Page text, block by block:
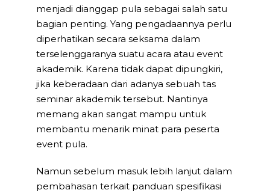
menjadi dianggap pula sebagai salah satu
bagian penting. Yang pengadaannya perlu
diperhatikan secara seksama dalam
terselenggaranya suatu acara atau event
akademik. Karena tidak dapat dipungkiri,
jika keberadaan dari adanya sebuah tas
seminar akademik tersebut. Nantinya
memang akan sangat mampu untuk
membantu menarik minat para peserta
event pula.
Namun sebelum masuk lebih lanjut dalam
pembahasan terkait panduan spesifikasi